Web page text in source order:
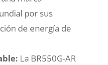
por sus
de energía de
La BR550G-AR